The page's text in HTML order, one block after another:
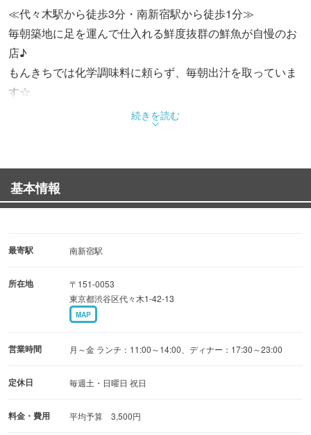
≪代々木駅から徒歩3分・南新宿駅から徒歩1分≫
毎朝築地に足を運んで仕入れる鮮度抜群の鮮魚が自慢のお
店♪
もんきちでは化学調味料に頼らず、毎朝出汁を取っていま
す☆
全国各地の地酒も取り揃えております！お気に入りのお酒
◆8月1日より【ぐるなび限定】もんきち復刻版コース（飲
み放題つき）4,500円始まります！！
ランチは毎日日替わりをご用意♪
続きを読む
基本情報
最寄駅 南新宿駅
所在地
〒151-0053
東京都渋谷区代々木1-42-13
MAP
営業時間 月～金 ランチ：11:00～14:00、ディナー：17:30～23:00
定休日 毎週土・日曜日 祝日
料金・費用 平均予算 3,500円